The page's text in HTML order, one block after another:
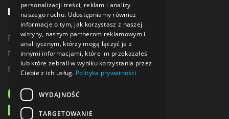
LINKI
Promocje
Nowe produkty
Bestsellery
ODBIERZ 10% ZNIŻKI
NA PIERWSZE ZAKUPY
personalizacji treści, reklam i analizy
naszego ruchu. Udostępniamy również
informacje o tym, jak korzystasz z naszej
witryny, naszym partnerom reklamowym i
analitycznym, którzy mogą łączyć je z
innymi informacjami, które im przekazałeś
lub które zebrali w wyniku korzystania przez
Ciebie z ich usług. Polityka prywatności
WYDAJNOŚĆ
TARGETOWANIE